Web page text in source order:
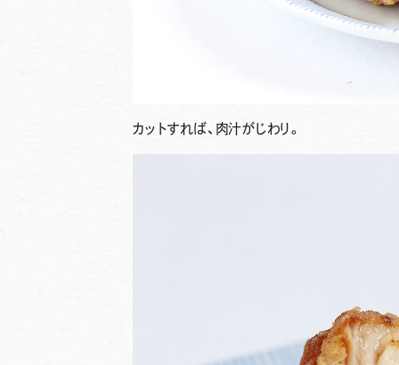
カットすれば、肉汁がじわり。